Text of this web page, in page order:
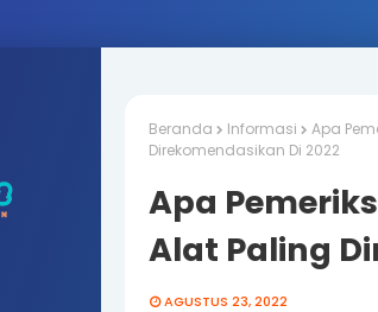
Beranda Informasi
Apa
Direkomendasikan Di 2022
Apa
Alat Paling
AGUSTUS 23, 2022